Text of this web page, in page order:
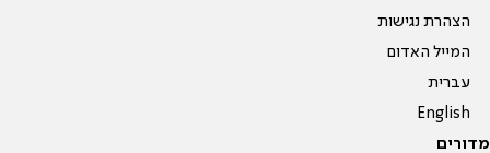
הצהרת נגישות
המייל האדום
עברית
English
מדורים